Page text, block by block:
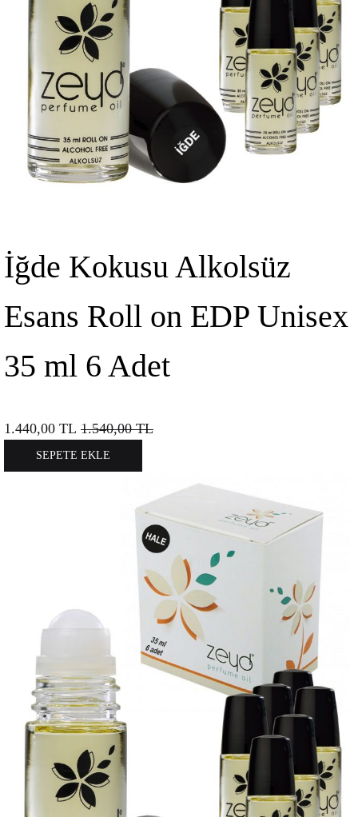
İğde Kokusu Alkolsüz
Esans Roll on EDP Unisex
35 ml 6 Adet
1.440,00 TL 1.540,00TL
SEPETE EKLE